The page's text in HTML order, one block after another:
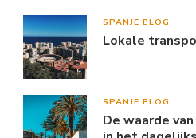
SPANJE BLOG
Lokale
SPANJE BLOG
De waarde